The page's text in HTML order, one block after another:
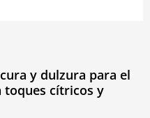
y dulzura para el
toques cítricos y